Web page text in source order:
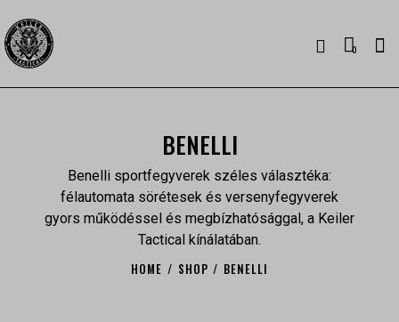
0
BENELLI
Benelli sportfegyverek széles választéka:
félautomata sörétesek és versenyfegyverek
gyors működéssel és megbízhatósággal, a Keiler
Tactical kínálatában.
HOME SHOP BENELLI